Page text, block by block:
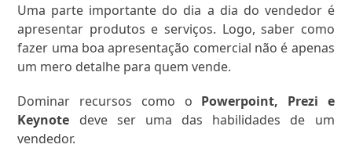
Uma parte importante do dia a dia do vendedor é
apresentar produtos e serviços. Logo, saber como
fazer uma boa apresentação comercial não é apenas
um mero detalhe para quem vende.
Dominar recursos como o Powerpoint, Prezi e
Keynote deve ser uma das habilidades de um
vendedor.